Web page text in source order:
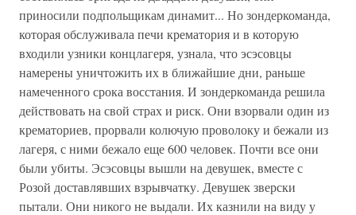
приносили подпольщикам динамит... Но зондеркоманда,
которая обслуживала печи крематория и в которую
входили узники концлагеря, узнала, что эсэсовцы
намерены уничтожить их в ближайшие дни, раньше
намеченного срока восстания. И зондеркоманда решила
действовать на свой страх и риск. Они взорвали один из
крематориев, прорвали колючую проволоку и бежали из
лагеря, с ними бежало еще 600 человек. Почти все они
были убиты. Эсэсовцы вышли на девушек, вместе с
Розой доставлявших взрывчатку. Девушек зверски
пытали. Они никого не выдали. Их казнили на виду у